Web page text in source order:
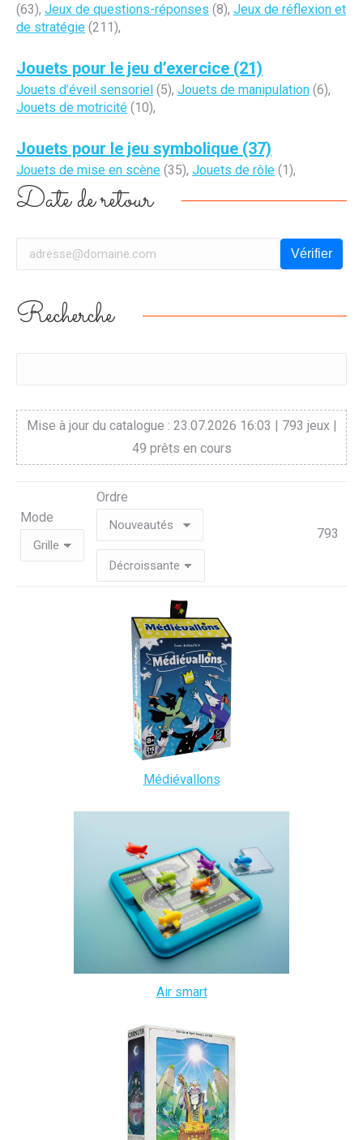
(63), Jeux de questions-réponses (8), Jeux de réflexion et
de stratégie (211),
Jouets pour le jeu d’exercice (21)
Jouets d’éveil sensoriel (5), Jouets de manipulation (6),
Jouets de motricité (10),
Jouets pour le jeu symbolique (37)
Jouets de mise en scène (35), Jouets de rôle (1),
Date de retour
Vérifier
Recherche
Mise à jour du catalogue : 23.07.2026 16:03 | 793 jeux |
49 prêts en cours
Mode
Ordre
793
Médiévallons
Air smart